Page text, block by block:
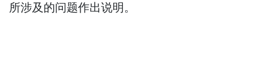
所涉及的问题作出说明。